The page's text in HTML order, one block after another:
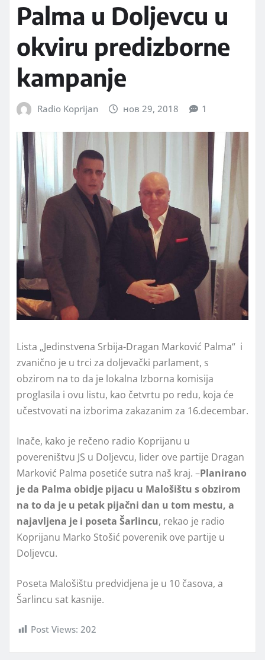
Palma u Doljevcu u
okviru predizborne
kampanje
Radio Koprijan нов 29, 2018 1
Lista „Jedinstvena Srbija-Dragan Marković Palma“ i
zvanično je u trci za doljevački parlament, s
obzirom na to da je lokalna Izborna komisija
proglasila i ovu listu, kao četvrtu po redu, koja će
učestvovati na izborima zakazanim za 16.decembar.
Inače, kako je rečeno radio Koprijanu u
povereništvu JS u Doljevcu, lider ove partije Dragan
Marković Palma posetiće sutra naš kraj. –Planirano
je da Palma obidje pijacu u Malošištu s obzirom
na to da je u petak pijačni dan u tom mestu, a
najavljena je i poseta Šarlincu, rekao je radio
Koprijanu Marko Stošić poverenik ove partije u
Doljevcu.
Poseta Malošištu predvidjena je u 10 časova, a
Šarlincu sat kasnije.
Post Views: 202